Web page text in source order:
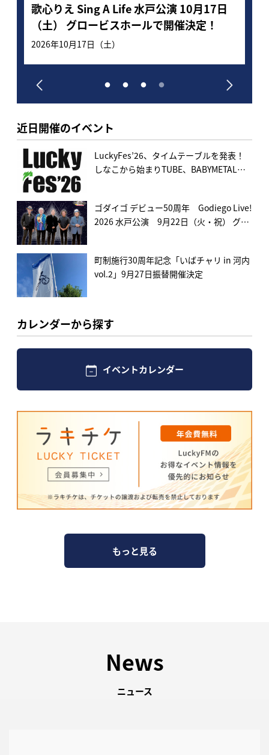
LuckyFes’26、タイムテーブルを発表！し
なこから始まりTUBE、BABYMETAL、
FLOWを経て湘南乃風でフィナーレ！日本
8月8日（土）、9日（日）、10日（月）、11日（火
近日開催のイベント
LuckyFes’26、タイムテーブルを発表！
しなこから始まりTUBE、BABYMETAL、
へ。一般販売も開始！
ゴダイゴ デビュー50周年 Godiego Live!
2026 水戸公演 9月22日（火・祝） グロ
町制施行30周年記念「いばチャリ in 河内
vol.2」9月27日振替開催決定
カレンダーから探す
イベントカレンダー
もっと見る
News
ニュース